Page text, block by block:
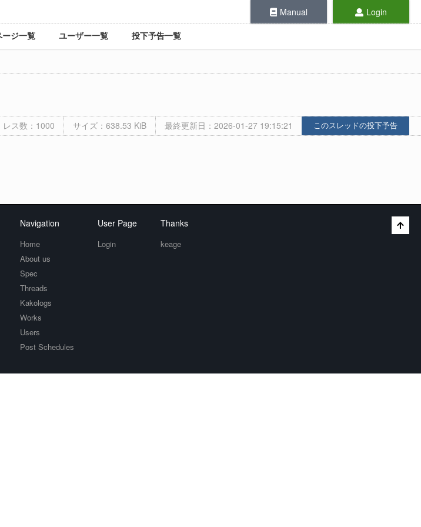
Manual Login
ージ一覧 ユーザー一覧 投下予告一覧
レス数：1000 サイズ：638.53 KiB 最終更新日：2026-01-27 19:15:21 このスレッドの投下予告
Navigation
Home
About us
Spec
Threads
Kakologs
Works
Users
Post Schedules
User Page
Login
Thanks
keage